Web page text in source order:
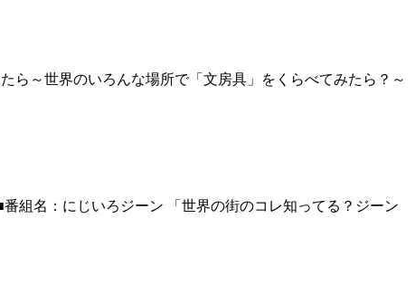
ら～世界のいろんな場所で「文房具」をくらべてみたら？～
組名：にじいろジーン 「世界の街のコレ知ってる？ジーン